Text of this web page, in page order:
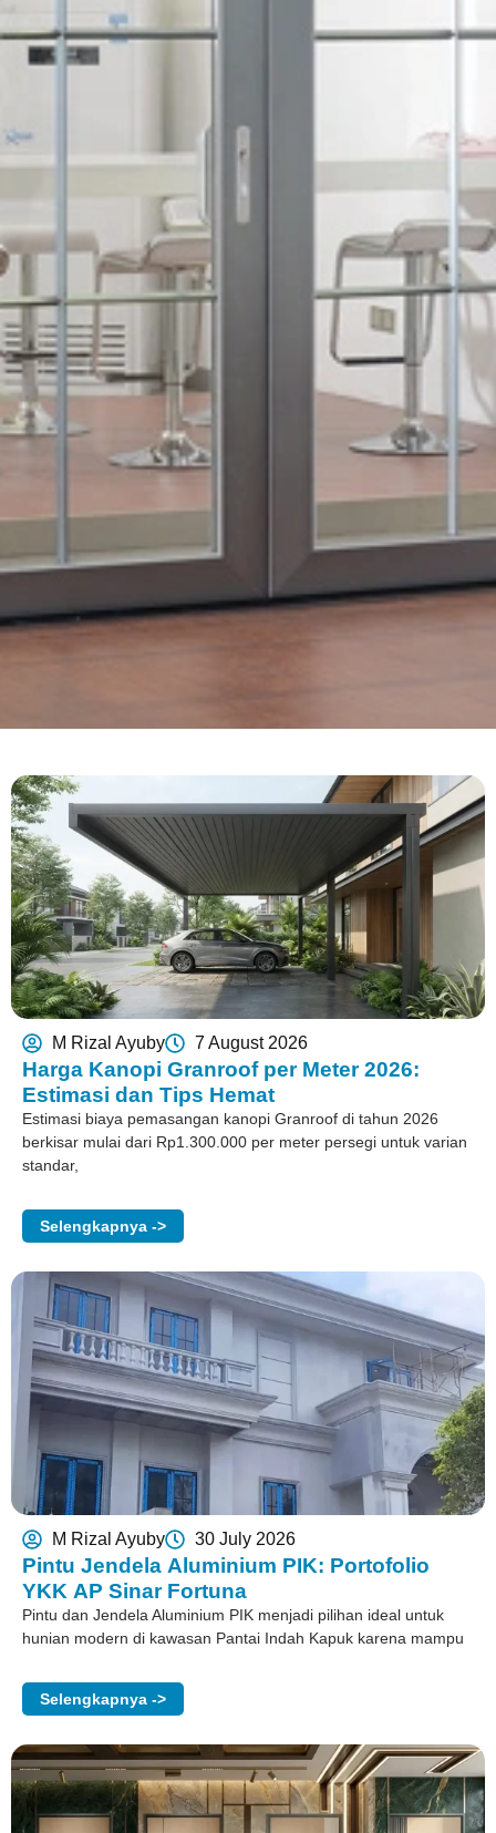
M Rizal Ayuby 7 August 2026
Harga Kanopi Granroof per Meter 2026:
Estimasi dan Tips Hemat
Estimasi biaya pemasangan kanopi Granroof di tahun 2026
berkisar mulai dari Rp1.300.000 per meter persegi untuk varian
standar,
Selengkapnya ->
M Rizal Ayuby 30 July 2026
Pintu Jendela Aluminium PIK: Portofolio
YKK AP Sinar Fortuna
Pintu dan Jendela Aluminium PIK menjadi pilihan ideal untuk
hunian modern di kawasan Pantai Indah Kapuk karena mampu
Selengkapnya ->